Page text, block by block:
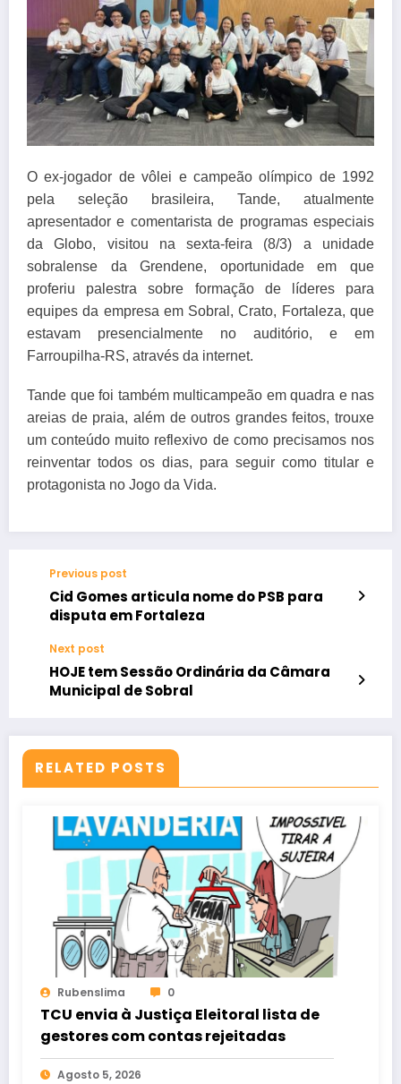
O ex-jogador de vôlei e campeão olímpico de 1992
pela seleção brasileira, Tande, atualmente
apresentador e comentarista de programas especiais
da Globo, visitou na sexta-feira (8/3) a unidade
sobralense da Grendene, oportunidade em que
proferiu palestra sobre formação de líderes para
equipes da empresa em Sobral, Crato, Fortaleza, que
estavam presencialmente no auditório, e em
Farroupilha-RS, através da internet.
Tande que foi também multicampeão em quadra e nas
areias de praia, além de outros grandes feitos, trouxe
um conteúdo muito reflexivo de como precisamos nos
reinventar todos os dias, para seguir como titular e
protagonista no Jogo da Vida.
Previous post
Cid Gomes articula nome do PSB para
disputa em Fortaleza
Next post
HOJE tem Sessão Ordinária da Câmara
Municipal de Sobral
RELATED POSTS
Rubenslima 0
TCU envia à Justiça Eleitoral lista de
gestores com contas rejeitadas
Agosto 5, 2026